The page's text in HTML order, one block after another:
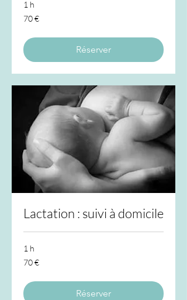
1 h
70
euros
70 €
Réserver
Lactation : suivi à domicile
1 h
70
euros
70 €
Réserver